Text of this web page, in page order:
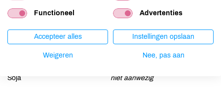
Mosterd
niet aanwezig
Schaaldieren
niet aanwezig
niet aanwezig
Soja
niet aanwezig
Functioneel Advertenties
Accepteer alles Instellingen opslaan
Weigeren Nee, pas aan